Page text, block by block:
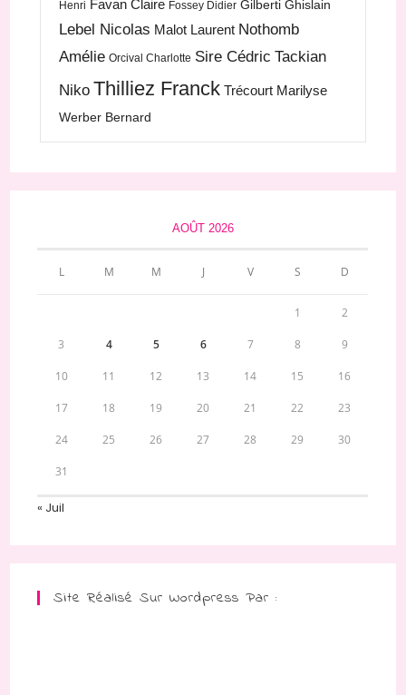
Henri Favan Claire Fossey Didier Gilberti Ghislain
Lebel Nicolas Malot Laurent Nothomb
Amélie Orcival Charlotte Sire Cédric Tackian
Niko Thilliez Franck Trécourt Marilyse
Werber Bernard
AOÛT 2026
L M M J V S D
1 2
3 4 5 6 7 8 9
10 11 12 13 14 15 16
17 18 19 20 21 22 23
24 25 26 27 28 29 30
31
« Juil
Site Réalisé Sur Wordpress Par :